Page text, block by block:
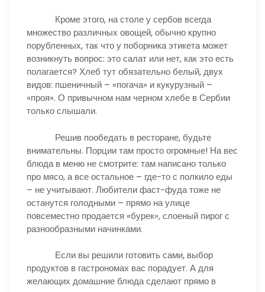
Кроме этого, на столе у сербов всегда
множество различных овощей, обычно крупно
порубленных, так что у поборника этикета может
возникнуть вопрос: это салат или нет, как это есть
полагается? Хлеб тут обязательно белый, двух
видов: пшеничный – «погача» и кукурузный –
«проя». О привычном нам черном хлебе в Сербии
только слышали.
Решив пообедать в ресторане, будьте
внимательны. Порции там просто огромные! На вес
блюда в меню не смотрите: там написано только
про мясо, а все остальное – где-то с полкило еды
– не учитывают. Любители фаст-фуда тоже не
останутся голодными – прямо на улице
повсеместно продается «бурек», слоеный пирог с
разнообразными начинками.
Если вы решили готовить сами, выбор
продуктов в гастрономах вас порадует. А для
желающих домашние блюда сделают прямо в